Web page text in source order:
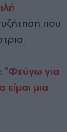
που
"Φεύγω για
μια